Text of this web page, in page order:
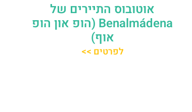
אוטובוס התיירים של
Benalmádena (הופ און הופ
אוף)
לפרטים >>